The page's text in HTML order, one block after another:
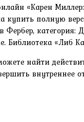
«Карен
купить полную
Фербер,
Библиотека
найти